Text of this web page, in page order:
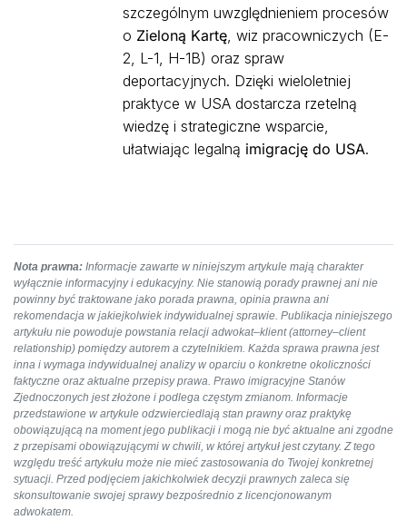
szczególnym uwzględnieniem procesów
o Zieloną Kartę , wiz pracowniczych (E-
2, L-1, H-1B) oraz spraw
deportacyjnych. Dzięki wieloletniej
praktyce w USA dostarcza rzetelną
wiedzę i strategiczne wsparcie,
ułatwiając legalną imigrację do USA.
Nota prawna: Informacje zawarte w niniejszym artykule mają charakter
wyłącznie informacyjny i edukacyjny. Nie stanowią porady prawnej ani nie
powinny być traktowane jako porada prawna, opinia prawna ani
rekomendacja w jakiejkolwiek indywidualnej sprawie. Publikacja niniejszego
artykułu nie powoduje powstania relacji adwokat–klient (attorney–client
relationship) pomiędzy autorem a czytelnikiem. Każda sprawa prawna jest
inna i wymaga indywidualnej analizy w oparciu o konkretne okoliczności
faktyczne oraz aktualne przepisy prawa. Prawo imigracyjne Stanów
Zjednoczonych jest złożone i podlega częstym zmianom. Informacje
przedstawione w artykule odzwierciedlają stan prawny oraz praktykę
obowiązującą na moment jego publikacji i mogą nie być aktualne ani zgodne
z przepisami obowiązującymi w chwili, w której artykuł jest czytany. Z tego
względu treść artykułu może nie mieć zastosowania do Twojej konkretnej
sytuacji. Przed podjęciem jakichkolwiek decyzji prawnych zaleca się
skonsultowanie swojej sprawy bezpośrednio z licencjonowanym
adwokatem.